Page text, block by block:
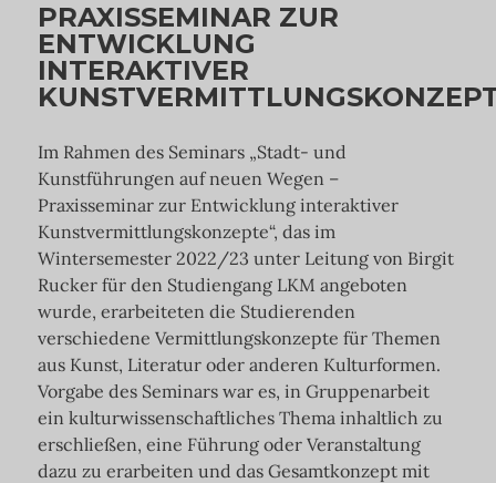
PRAXISSEMINAR ZUR
ENTWICKLUNG
INTERAKTIVER
Im Rahmen des Seminars „Stadt- und
Kunstführungen auf neuen Wegen –
Praxisseminar zur Entwicklung interaktiver
Kunstvermittlungskonzepte“, das im
Wintersemester 2022/23 unter Leitung von Birgit
Rucker für den Studiengang LKM angeboten
wurde, erarbeiteten die Studierenden
verschiedene Vermittlungskonzepte für Themen
aus Kunst, Literatur oder anderen Kulturformen.
Vorgabe des Seminars war es, in Gruppenarbeit
ein kulturwissenschaftliches Thema inhaltlich zu
erschließen, eine Führung oder Veranstaltung
dazu zu erarbeiten und das Gesamtkonzept mit